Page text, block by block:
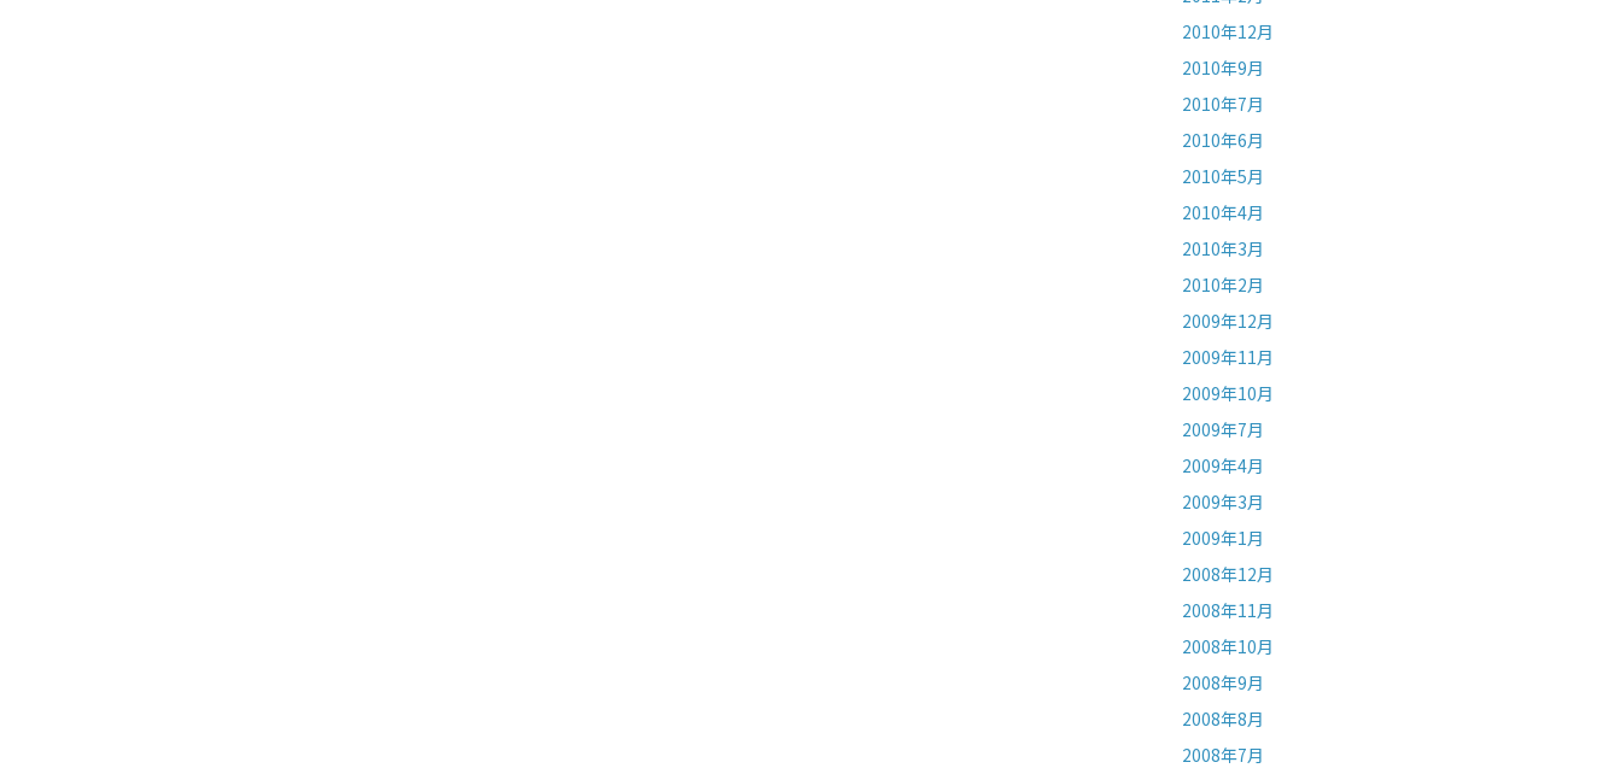
2010年12月
2010年9月
2010年7月
2010年6月
2010年5月
2010年4月
2010年3月
2010年2月
2009年12月
2009年11月
2009年10月
2009年7月
2009年4月
2009年3月
2009年1月
2008年12月
2008年11月
2008年10月
2008年9月
2008年8月
2008年7月